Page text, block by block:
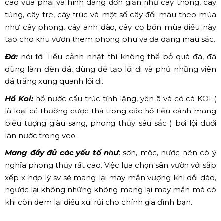
cao vừa phải và hình dáng đơn giản như cây thông, cây
tùng, cây tre, cây trúc và một số cây đổi màu theo mùa
như cây phong, cây anh đào, cây cỏ bốn mùa điều này
tạo cho khu vườn thêm phong phú và đa dạng màu sắc.
Đá: nói tới Tiểu cảnh nhật thì không thể bỏ quá đá, đá
dùng làm đèn đá, dùng để tạo lối đi và phủ những viên
đá trắng xung quanh lối đi.
Hồ Koi: hồ nước cấu trúc tĩnh lặng, yên ã và có cá KOI (
là loại cá thường được thả trong các hồ tiểu cảnh mang
biểu tượng giàu sang, phong thủy sâu sắc ) bơi lội dưới
làn nước trong veo.
Mang đầy đủ các yếu tố như: sơn, mộc, nước nên có ý
nghĩa phong thủy rất cao. Việc lựa chọn sân vườn với sắp
xếp x hợp lý sv sẽ mang lại may mắn vượng khí dồi dào,
ngược lại không những không mang lại may mắn mà có
khi còn đem lại điều xui rủi cho chính gia đình bạn.